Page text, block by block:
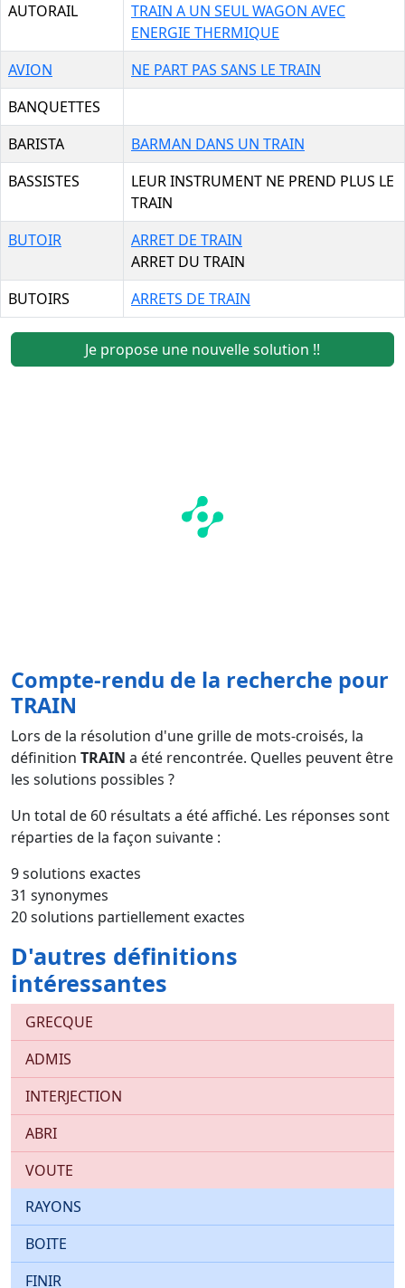
AUTORAIL
TRAIN A UN SEUL WAGON AVEC
ENERGIE THERMIQUE
AVION
NE PART PAS SANS LE TRAIN
BANQUETTES
BARISTA
BARMAN DANS UN TRAIN
BASSISTES
LEUR INSTRUMENT NE PREND PLUS LE
TRAIN
BUTOIR
ARRET DE TRAIN
ARRET DU TRAIN
BUTOIRS
ARRETS DE TRAIN
Je propose une nouvelle solution !!
Compte-rendu de la recherche pour
TRAIN
Lors de la résolution d'une grille de mots-croisés, la
définition TRAIN a été rencontrée. Quelles peuvent être
les solutions possibles ?
Un total de 60 résultats a été affiché. Les réponses sont
réparties de la façon suivante :
9 solutions exactes
31 synonymes
20 solutions partiellement exactes
D'autres définitions
intéressantes
GRECQUE
ADMIS
INTERJECTION
ABRI
VOUTE
RAYONS
BOITE
FINIR